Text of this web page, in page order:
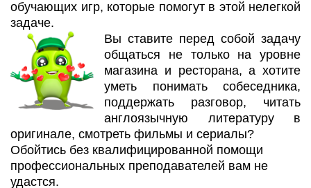
обучающих игр, которые помогут в этой нелегкой
задаче.
Вы ставите перед собой задачу
общаться не только на уровне
магазина и ресторана, а хотите
уметь понимать собеседника,
поддержать разговор, читать
англоязычную литературу в
оригинале, смотреть фильмы и сериалы?
Обойтись без квалифицированной помощи
профессиональных преподавателей вам не
удастся.